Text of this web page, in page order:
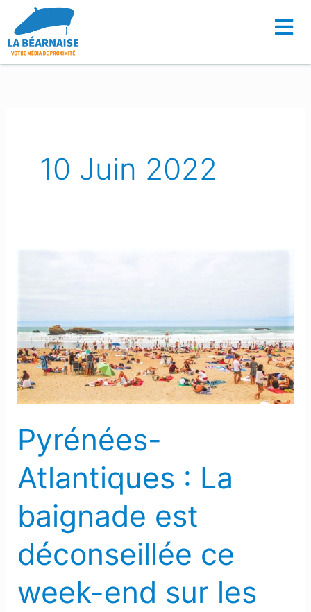
contenu
10 Juin 2022
Pyrénées-
Atlantiques : La
baignade est
déconseillée ce
week-end sur les
La
baignade
est
déconseillée
ce
end
les
du
sud-
ouest